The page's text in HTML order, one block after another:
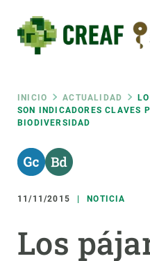
contenido
principal
Ruta
de
INICIO ACTUALIDAD
SON INDICADORES CLAVES
BIODIVERSIDAD
11/11/2015 NOTICIA
Los
RRSS
Featured
INVESTIGACIÓN